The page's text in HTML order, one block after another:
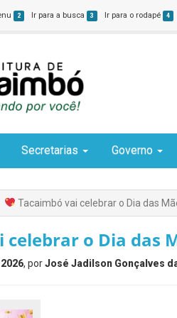
2 Ir para a busca 3 Ir para o rodapé 4
Secretarias Governo
Tacaimbó vai celebrar o Dia das
celebrar o Dia das
, porJosé Jadilson Gonçalves